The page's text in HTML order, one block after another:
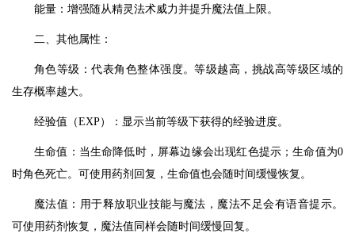
能量：增强随从精灵法术威力并提升魔法值上限。
二、其他属性：
角色等级：代表角色整体强度。等级越高，挑战高等级区域的
生存概率越大。
经验值（EXP）：显示当前等级下获得的经验进度。
生命值：当生命降低时，屏幕边缘会出现红色提示；生命值为0
时角色死亡。可使用药剂回复，生命值也会随时间缓慢恢复。
魔法值：用于释放职业技能与魔法，魔法不足会有语音提示。
可使用药剂恢复，魔法值同样会随时间缓慢回复。